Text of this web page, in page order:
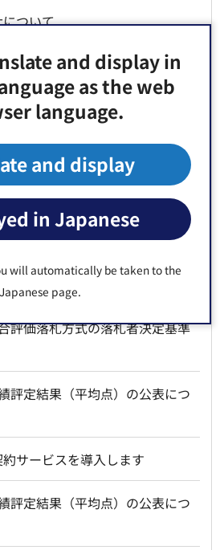
and display in
as the web
language.
and display
in Japanese
will automatically be taken to the
Japanese page.
ついて
評定結果（平均点）の公表につ
2日制確保工事」実施要領
用する設計業務委託等技術者単
措置について
する公共工事設計労務単価(新
例措置の実施及びインフレス
ついて
評価落札方式の落札者決定基準
評定結果（平均点）の公表につ
サービスを導入します
評定結果（平均点）の公表につ